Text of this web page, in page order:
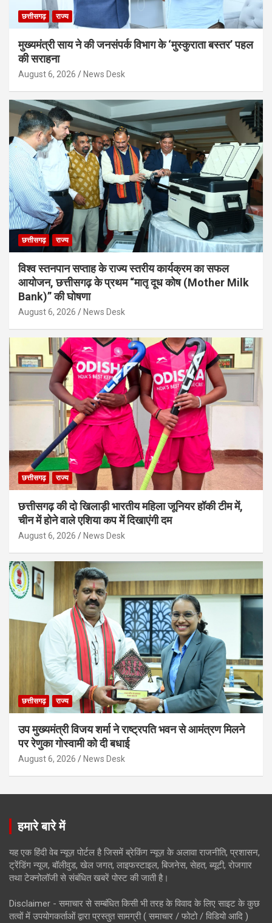
छत्तीसगढ़ राज्य
मुख्यमंत्री साय ने की जनसंपर्क विभाग के ‘मुस्कुराता बस्तर’ पहल
की सराहना
August 6, 2026 News Desk
छत्तीसगढ़ राज्य
विश्व स्तनपान सप्ताह के राज्य स्तरीय कार्यक्रम का सफल
आयोजन, छत्तीसगढ़ के प्रथम “मातृ दूध कोष (Mother Milk
Bank)” की घोषणा
August 6, 2026 News Desk
छत्तीसगढ़ राज्य
छत्तीसगढ़ की दो खिलाड़ी भारतीय महिला जूनियर हॉकी टीम में,
चीन में होने वाले एशिया कप में दिखाएंगी दम
August 6, 2026 News Desk
छत्तीसगढ़ राज्य
उप मुख्यमंत्री विजय शर्मा ने राष्ट्रपति भवन से आमंत्रण मिलने
पर रेणुका गोस्वामी को दी बधाई
August 6, 2026 News Desk
हमारे बारे में
यह एक हिंदी वेब न्यूज़ पोर्टल है जिसमें ब्रेकिंग न्यूज़ के अलावा राजनीति, प्रशासन,
ट्रेंडिंग न्यूज, बॉलीवुड, खेल जगत, लाइफस्टाइल, बिजनेस, सेहत, ब्यूटी, रोजगार
तथा टेक्नोलॉजी से संबंधित खबरें पोस्ट की जाती है।
Disclaimer - समाचार से सम्बंधित किसी भी तरह के विवाद के लिए साइट के कुछ
तत्वों में उपयोगकर्ताओं द्वारा प्रस्तुत सामग्री ( समाचार / फोटो / विडियो आदि )